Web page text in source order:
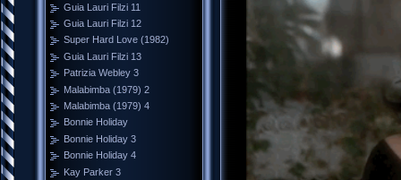
Guia Lauri Filzi 11
Guia Lauri Filzi 12
Super Hard Love (1982)
Guia Lauri Filzi 13
Patrizia Webley 3
Malabimba (1979) 2
Malabimba (1979) 4
Bonnie Holiday
Bonnie Holiday 3
Bonnie Holiday 4
Kay Parker 3